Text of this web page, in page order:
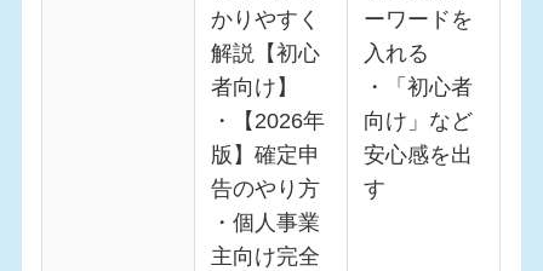
かりやすく
解説【初心
者向け】
・【2026年
版】確定申
告のやり方
・個人事業
主向け完全
ーワードを
入れる
・「初心者
向け」など
安心感を出
す